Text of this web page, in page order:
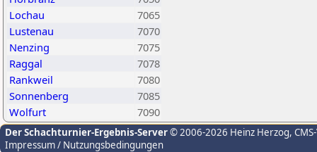
Lochau
7065
Lustenau
7070
Nenzing
7075
Raggal
7078
Rankweil
7080
Sonnenberg
7085
Wolfurt
7090
Der Schachturnier-Ergebnis-Server© 2006-2026 Heinz Herzog,
Impressum / Nutzungsbedingungen